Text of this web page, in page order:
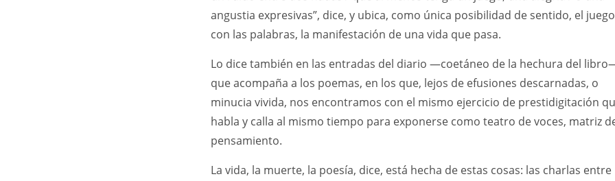
angustia expresivas”, dice, y ubica, como única posibilidad de sentido, el juego
con las palabras, la manifestación de una vida que pasa.
Lo dice también en las entradas del diario —coetáneo de la hechura del
que acompaña a los poemas, en los que, lejos de efusiones descarnadas, o
minucia vivida, nos encontramos con el mismo ejercicio de prestidigitación
habla y calla al mismo tiempo para exponerse como teatro de voces, matriz
pensamiento.
La vida, la muerte, la poesía, dice, está hecha de estas cosas: las charlas entre